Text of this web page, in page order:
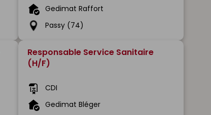
Gedimat Raffort
Passy (74)
Responsable Service Sanitaire
(H/F)
CDI
Gedimat Bléger